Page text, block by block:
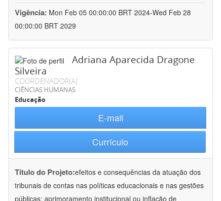
Vigência: Mon Feb 05 00:00:00 BRT 2024-Wed Feb 28
00:00:00 BRT 2029
Adriana Aparecida Dragone
Silveira
COORDENADOR(A)
CIÊNCIAS HUMANAS
Educação
E-mail
Currículo
Título do Projeto:efeitos e consequências da atuação dos
tribunais de contas nas políticas educacionais e nas gestões
públicas: aprimoramento institucional ou inflação de